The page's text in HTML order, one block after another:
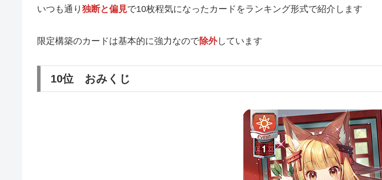
いつも通り 独断と偏見で10枚程気になったカードをランキング形式で紹介します
限定構築のカードは基本的に強力なので除外しています
10位 おみくじ